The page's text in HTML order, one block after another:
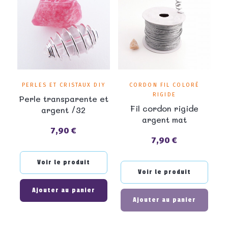
PERLES ET CRISTAUX DIY
Perle transparente et
argent /32
Prix
7,90 €
Voir le produit
Ajouter au panier
CORDON FIL COLORÉ
RIGIDE
Fil cordon rigide
argent mat
Prix
7,90 €
Voir le produit
Ajouter au panier